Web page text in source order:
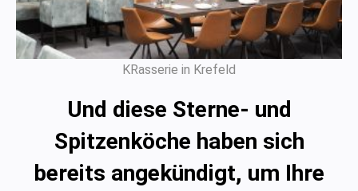
KRasserie in Krefeld
Und diese Sterne- und
Spitzenköche haben sich
bereits angekündigt, um Ihre